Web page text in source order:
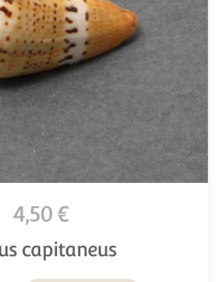
4,50 €
capitaneus